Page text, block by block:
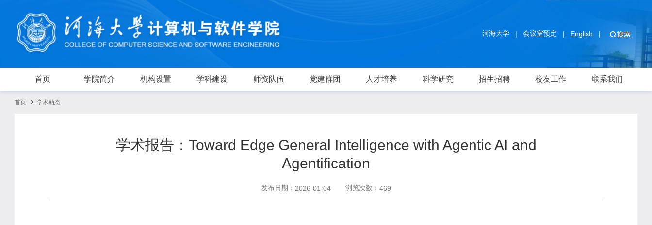
河海大学 | 会议室预定 | English |
首页 学院简介 机构设置 学科建设 师资队伍 党建群团 人才培养 科学研究 招生招聘 校友工作 联系我们
首页 学术动态
学术报告：Toward Edge General Intelligence with Agentic AI and
Agentification
发布日期： 2026-01-04 浏览次数： 469